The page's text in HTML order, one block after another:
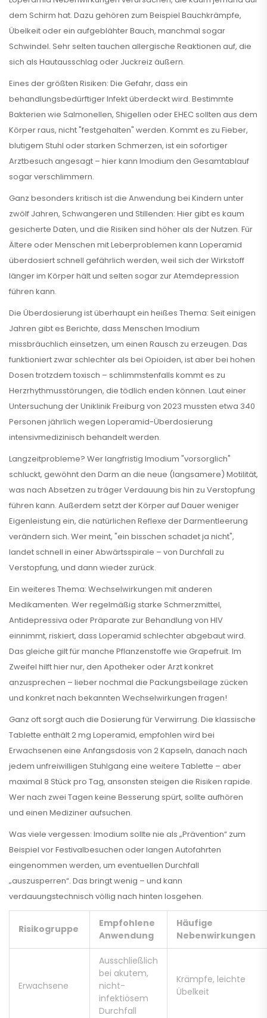
dem Schirm hat. Dazu gehören zum Beispiel Bauchkrämpfe,
Übelkeit oder ein aufgeblähter Bauch, manchmal sogar
Schwindel. Sehr selten tauchen allergische Reaktionen auf, die
sich als Hautausschlag oder Juckreiz äußern.
Eines der größten Risiken: Die Gefahr, dass ein
behandlungsbedürftiger Infekt überdeckt wird. Bestimmte
Bakterien wie Salmonellen, Shigellen oder EHEC sollten aus dem
Körper raus, nicht "festgehalten" werden. Kommt es zu Fieber,
blutigem Stuhl oder starken Schmerzen, ist ein sofortiger
Arztbesuch angesagt – hier kann Imodium den Gesamtablauf
sogar verschlimmern.
Ganz besonders kritisch ist die Anwendung bei Kindern unter
zwölf Jahren, Schwangeren und Stillenden: Hier gibt es kaum
gesicherte Daten, und die Risiken sind höher als der Nutzen. Für
Ältere oder Menschen mit Leberproblemen kann Loperamid
überdosiert schnell gefährlich werden, weil sich der Wirkstoff
länger im Körper hält und selten sogar zur Atemdepression
führen kann.
Die Überdosierung ist überhaupt ein heißes Thema: Seit einigen
Jahren gibt es Berichte, dass Menschen Imodium
missbräuchlich einsetzen, um einen Rausch zu erzeugen. Das
funktioniert zwar schlechter als bei Opioiden, ist aber bei hohen
Dosen trotzdem toxisch – schlimmstenfalls kommt es zu
Herzrhythmusstörungen, die tödlich enden können. Laut einer
Untersuchung der Uniklinik Freiburg von 2023 mussten etwa 340
Personen jährlich wegen Loperamid-Überdosierung
intensivmedizinisch behandelt werden.
Langzeitprobleme? Wer langfristig Imodium "vorsorglich"
schluckt, gewöhnt den Darm an die neue (langsamere) Motilität,
was nach Absetzen zu träger Verdauung bis hin zu Verstopfung
führen kann. Außerdem setzt der Körper auf Dauer weniger
Eigenleistung ein, die natürlichen Reflexe der Darmentleerung
verändern sich. Wer meint, "ein bisschen schadet ja nicht",
landet schnell in einer Abwärtsspirale – von Durchfall zu
Verstopfung, und dann wieder zurück.
Ein weiteres Thema: Wechselwirkungen mit anderen
Medikamenten. Wer regelmäßig starke Schmerzmittel,
Antidepressiva oder Präparate zur Behandlung von HIV
einnimmt, riskiert, dass Loperamid schlechter abgebaut wird.
Das gleiche gilt für manche Pflanzenstoffe wie Grapefruit. Im
Zweifel hilft hier nur, den Apotheker oder Arzt konkret
anzusprechen – lieber nochmal die Packungsbeilage zücken
und konkret nach bekannten Wechselwirkungen fragen!
Ganz oft sorgt auch die Dosierung für Verwirrung. Die klassische
Tablette enthält 2 mg Loperamid, empfohlen wird bei
Erwachsenen eine Anfangsdosis von 2 Kapseln, danach nach
jedem unfreiwilligen Stuhlgang eine weitere Tablette – aber
maximal 8 Stück pro Tag, ansonsten steigen die Risiken rapide.
Wer nach zwei Tagen keine Besserung spürt, sollte aufhören
und einen Mediziner aufsuchen.
Was viele vergessen: Imodium sollte nie als „Prävention“ zum
Beispiel vor Festivalbesuchen oder langen Autofahrten
eingenommen werden, um eventuellen Durchfall
„auszusperren“. Das bringt wenig – und kann
verdauungstechnisch völlig nach hinten losgehen.
Risikogruppe
Empfohlene
Anwendung
Häufige
Nebenwirkungen
Erwachsene
Ausschließlich
bei akutem,
nicht-
infektiösem
Durchfall
Krämpfe, leichte
Übelkeit